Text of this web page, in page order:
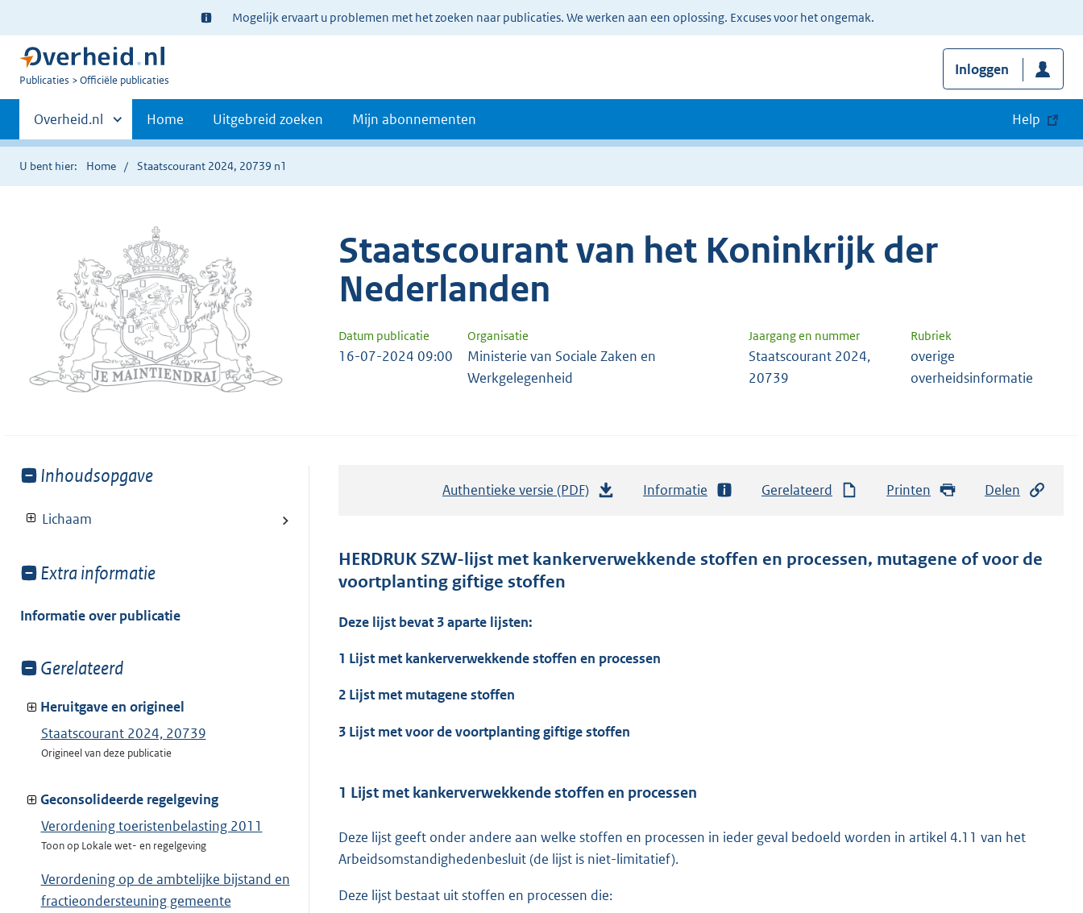
Ter
informatie:
Mogelijk ervaart u problemen met het zoeken naar publicaties. We werken aan een oplossing. Excuses voor het ongemak.
U
Publicaties Officiële publicaties
Inloggen
Primaire
navigatie
Andere
sites
binnen
Overheid.nl Home Uitgebreid zoeken Mijn abonnementen Help
U bent hier: Home Staatscourant 2024, 20739 n1
Staatscourant van het Koninkrijk der
Nederlanden
Datum publicatie Organisatie Jaargang en nummer Rubriek
16-07-2024 09:00
Ministerie van Sociale Zaken en
Werkgelegenheid
Staatscourant 2024,
20739
overige
overheidsinformatie
Toon
van:
Inhoudsopgave
Lichaam
Toon
van:
Extra informatie
Informatie over publicatie
Toon
van:
Gerelateerd
Heruitgave en origineel
Staatscourant 2024, 20739
Origineel van deze publicatie
Geconsolideerde regelgeving
Verordening toeristenbelasting 2011
Toon op Lokale wet- en regelgeving
Verordening op de ambtelijke bijstand en
fractieondersteuning gemeente
Authentieke versie (PDF)
t
g
o
e
2
,
M
Informatie Gerelateerd Printen Delen
HERDRUK SZW-lijst met kankerverwekkende stoffen en processen, mutagene of voor de
voortplanting giftige stoffen
Deze lijst bevat 3 aparte lijsten:
1 Lijst met kankerverwekkende stoffen en processen
2 Lijst met mutagene stoffen
3 Lijst met voor de voortplanting giftige stoffen
1 Lijst met kankerverwekkende stoffen en processen
Deze lijst geeft onder andere aan welke stoffen en processen in ieder geval bedoeld worden in artikel 4.11 van het
Arbeidsomstandighedenbesluit (de lijst is niet-limitatief).
Deze lijst bestaat uit stoffen en processen die: